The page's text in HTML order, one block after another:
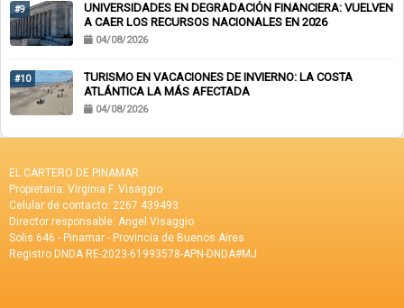
#9
UNIVERSIDADES EN DEGRADACIÓN FINANCIERA: VUELVEN
A CAER LOS RECURSOS NACIONALES EN 2026
04/08/2026
#10
TURISMO EN VACACIONES DE INVIERNO: LA COSTA
ATLÁNTICA LA MÁS AFECTADA
04/08/2026
EL CARTERO DE PINAMAR
Propietaria: Virginia F. Visaggio
Celular de contacto: 2267 439493
Director responsable: Angel Visaggio
Solis 646 - Pinamar - Provincia de Buenos Aires
Registro DNDA RE-2023-61993578-APN-DNDA#MJ